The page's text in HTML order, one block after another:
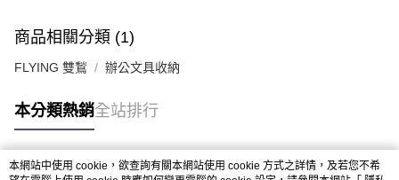
商品相關分類 (1)
FLYING 雙鶖 辦公文具收納
本分類熱銷全站排行
本網站中使用 cookie，欲查詢有關本網站使用 cookie 方式之詳情，及若您不希